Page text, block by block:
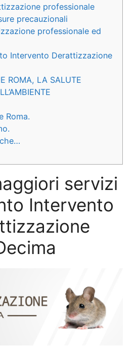
professionale
precauzionali
professionale ed
Intervento Derattizzazione
ROMA, LA SALUTE
Roma.
servizi
Intervento